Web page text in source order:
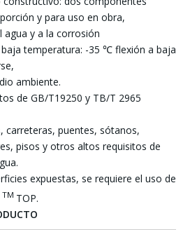
y para uso en obra,
agua y a la corrosión
baja temperatura: -35 ℃ flexión a baja
ambiente.
de GB/T19250 y TB/T 2965
carreteras, puentes, sótanos,
pisos y otros altos requisitos de
expuestas, se requiere el uso de
TM TOP.